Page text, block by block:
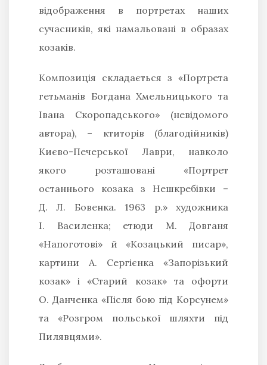
відображення в портретах наших
сучасників, які намальовані в образах
козаків.
Композиція складається з «Портрета
гетьманів Богдана Хмельницького та
Івана Скоропадського» (невідомого
автора), – ктиторів (благодійників)
Києво-Печерської Лаври, навколо
якого розташовані «Портрет
останнього козака з Нешкребівки –
Д. Л. Бовенка. 1963 р.» художника
І. Василенка; етюди М. Довганя
«Напоготові» й «Козацький писар»,
картини А. Сергієнка «Запорізький
козак» і «Старий козак» та офорти
О. Данченка «Після бою під Корсунем»
та «Розгром польської шляхти під
Пилявцями».